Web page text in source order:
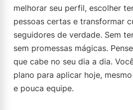
melhorar seu perfil, escolher
pessoas certas e transformar
seguidores de verdade. Sem
sem promessas mágicas.
que cabe no seu dia a dia.
plano para aplicar hoje,
e pouca equipe.